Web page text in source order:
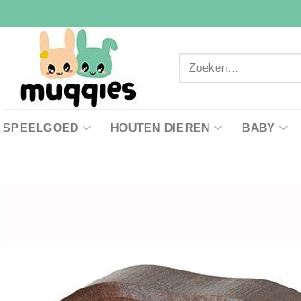
Zoeken
SPEELGOED HOUTEN DIEREN BABY